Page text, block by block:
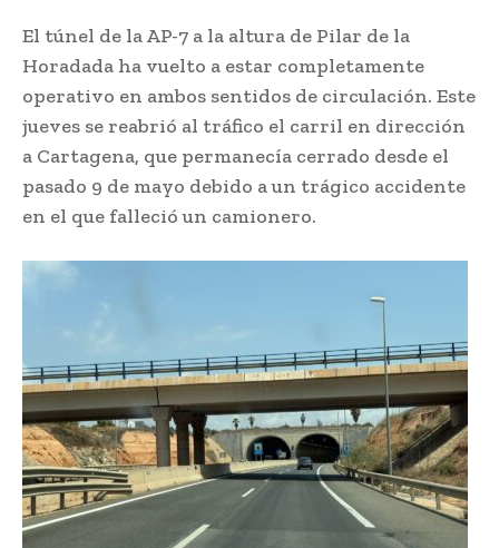
El túnel de la AP-7 a la altura de Pilar de la
Horadada ha vuelto a estar completamente
operativo en ambos sentidos de circulación. Este
jueves se reabrió al tráfico el carril en dirección
a Cartagena, que permanecía cerrado desde el
pasado 9 de mayo debido a un trágico accidente
en el que falleció un camionero.